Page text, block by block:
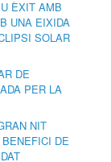
ÈXIT AMB
UNA EIXIDA
SOLAR
DE
PER LA
NIT
DE